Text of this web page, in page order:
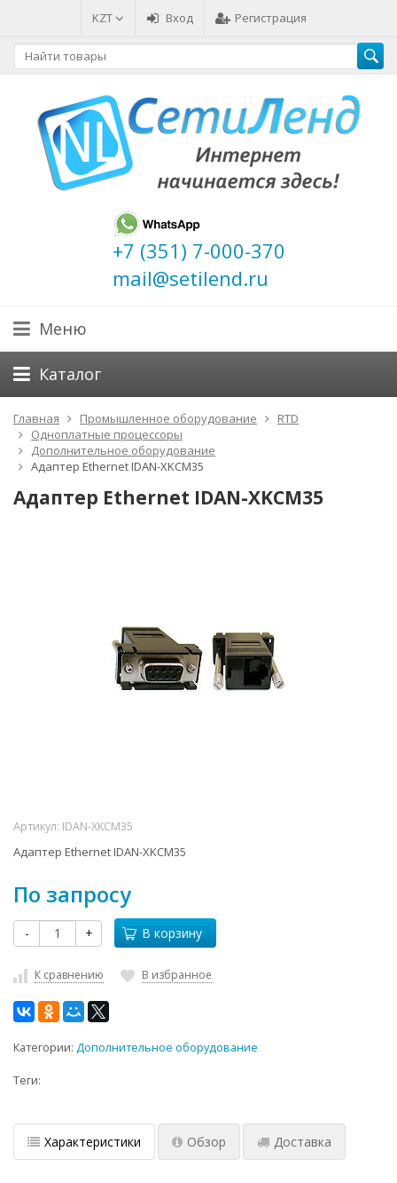
KZT Вход Регистрация
+7 (351) 7-000-370
mail@setilend.ru
Меню
Каталог
Главная Промышленное оборудование
RTD
Одноплатные процессоры
Дополнительное оборудование
Адаптер Ethernet IDAN-XKCM35
Адаптер Ethernet IDAN-XKCM35
Артикул: IDAN-XKCM35
Адаптер Ethernet IDAN-XKCM35
По запросу
- + В корзину
К сравнению В избранное
Категории: Дополнительное оборудование
Теги:
Характеристики Обзор Доставка